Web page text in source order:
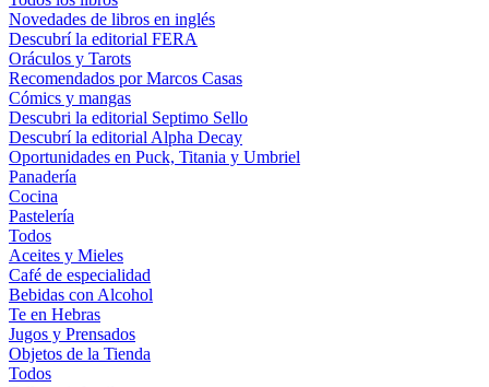
Novedades de libros en inglés
Descubrí la editorial FERA
Oráculos y Tarots
Recomendados por Marcos Casas
Cómics y mangas
Descubri la editorial Septimo Sello
Descubrí la editorial Alpha Decay
Oportunidades en Puck, Titania y Umbriel
Panadería
Cocina
Pastelería
Todos
Aceites y Mieles
Café de especialidad
Bebidas con Alcohol
Te en Hebras
Jugos y Prensados
Objetos de la Tienda
Todos